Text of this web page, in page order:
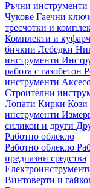
Ръчни инструменти
Чукове Гаечни
тресчотки и
Комплекти и
бичкии Лебедки
инструменти
работа с газобетон
инструменти
Строителни
Лопати Кирки Кози
инструменти
силикон и други
Работно облекло
Работно облекло
предпазни средства
Винтоверти и